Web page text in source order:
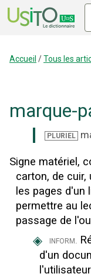
Accueil /Tous les
marque-
PLURIEL
Signe matériel,
carton, de cuir,
les pages d'un
permettre au
passage de
◈ inform.
d'un